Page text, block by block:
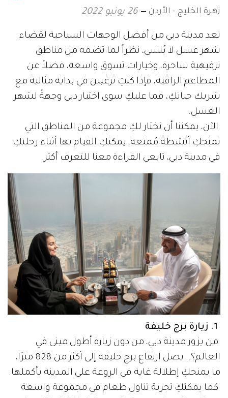
زهرة الخليج - الأردن 26 يونيو 2022
تعد مدينة دبي من أفضل الوجهات السياحية لقضاء
شهر عسل لا يُنسى، نظراً لما تضمه من مناطق
ترفيهية ساحرة، وخيارات تسوق واسعة، فضلاً عن
المطاعم الراقية، فإذا كنتِ ترغبين في بداية مثالية مع
شريك حياتكِ، فما عليكِ سوى اختيار دبي وجهةً لشهر
العسل.
الآن، يمكننا أن نختار لكِ مجموعة من المناطق التي
تمنحكِ أنشطة مُمتعة، يمكنكِ القيام بها أثناء رحلتكِ
في مدينة دبي، تابعي القراءة معنا للتعرف أكثر.
من يزور مدينة دبي، من دون زيارة أطول مبنى في
العالم؟.. يصل ارتفاع برج خليفة إلى أكثر من 828 مترًا،
ما يمنحكِ إطلالة غاية في الروعة على المدينة بأكملها.
كما يمكنكِ تجربة تناول طعام في مجموعة واسعة